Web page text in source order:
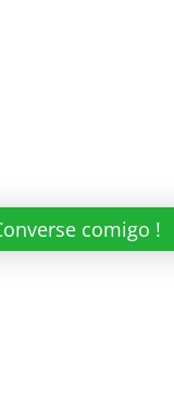
comigo !